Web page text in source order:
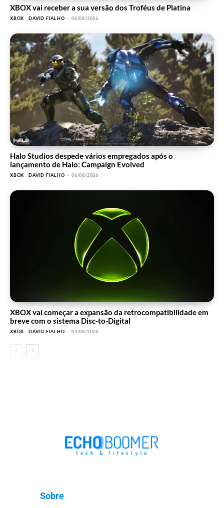
XBOX vai receber a sua versão dos Troféus de Platina
XBOX DAVID FIALHO - 06/08/2026
Halo Studios despede vários empregados após o
lançamento de Halo: Campaign Evolved
XBOX DAVID FIALHO - 06/08/2026
XBOX vai começar a expansão da retrocompatibilidade em
breve com o sistema Disc-to-Digital
XBOX DAVID FIALHO - 04/08/2026
Sobre